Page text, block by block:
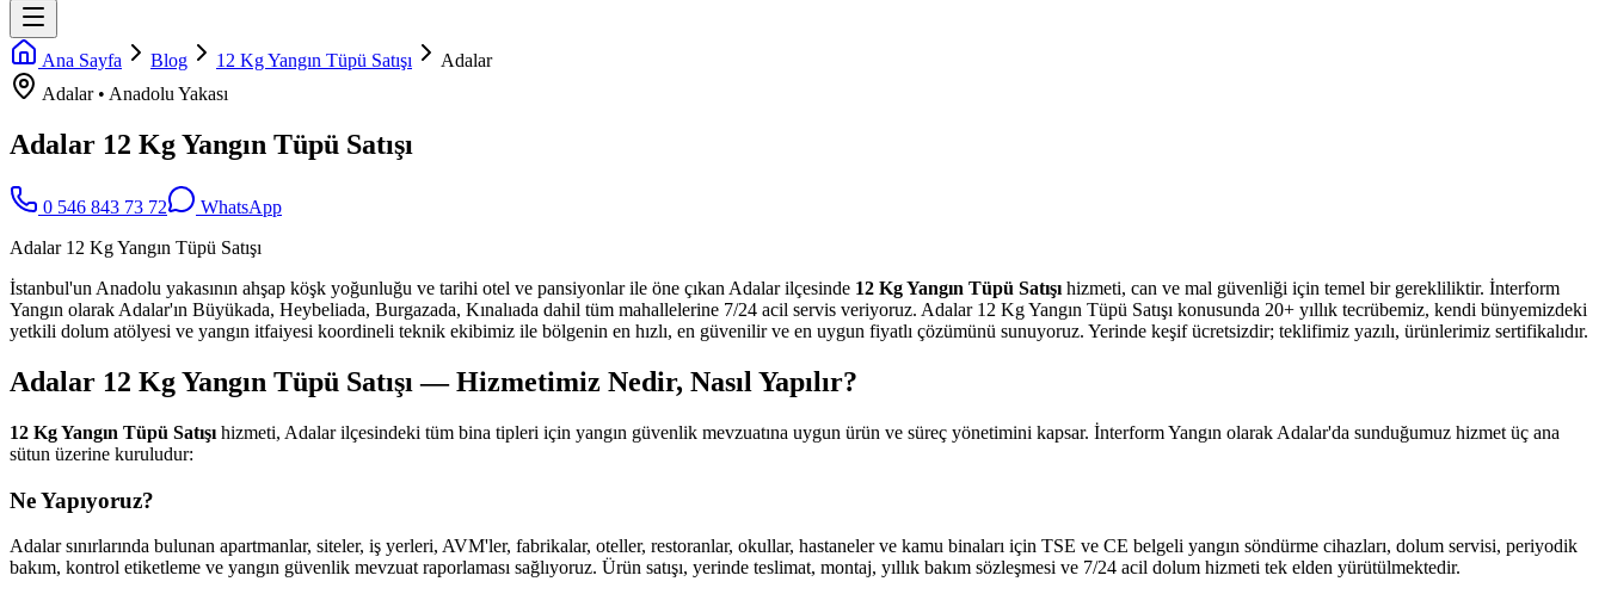
Ana Sayfa Blog 12 Kg Yangın Tüpü Satışı
Adalar
Adalar• Anadolu Yakası
Adalar 12 Kg Yangın Tüpü Satışı
0 546 843 73 72
WhatsApp
Adalar 12 Kg Yangın Tüpü Satışı
İstanbul'un Anadolu yakasının ahşap köşk yoğunluğu ve tarihi otel ve pansiyonlar ile öne çıkan Adalar ilçesinde 12 Kg Yangın Tüpü Satışı hizmeti, can ve mal güvenliği için temel bir gerekliliktir. İnterform
Yangın olarak Adalar'ın Büyükada, Heybeliada, Burgazada, Kınalıada dahil tüm mahallelerine 7/24 acil servis veriyoruz. Adalar 12 Kg Yangın Tüpü Satışı konusunda 20+ yıllık tecrübemiz, kendi bünyemizdeki
yetkili dolum atölyesi ve yangın itfaiyesi koordineli teknik ekibimiz ile bölgenin en hızlı, en güvenilir ve en uygun fiyatlı çözümünü sunuyoruz. Yerinde keşif ücretsizdir; teklifimiz yazılı, ürünlerimiz sertifikalıdır.
Adalar 12 Kg Yangın Tüpü Satışı — Hizmetimiz Nedir, Nasıl Yapılır?
12 Kg Yangın Tüpü Satışı hizmeti, Adalar ilçesindeki tüm bina tipleri için yangın güvenlik mevzuatına uygun ürün ve süreç yönetimini kapsar. İnterform Yangın olarak Adalar'da sunduğumuz hizmet üç ana
sütun üzerine kuruludur:
Ne Yapıyoruz?
Adalar sınırlarında bulunan apartmanlar, siteler, iş yerleri, AVM'ler, fabrikalar, oteller, restoranlar, okullar, hastaneler ve kamu binaları için TSE ve CE belgeli yangın söndürme cihazları, dolum servisi, periyodik
bakım, kontrol etiketleme ve yangın güvenlik mevzuat raporlaması sağlıyoruz. Ürün satışı, yerinde teslimat, montaj, yıllık bakım sözleşmesi ve 7/24 acil dolum hizmeti tek elden yürütülmektedir.